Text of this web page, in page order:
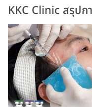
KKC Clinic สรุปก